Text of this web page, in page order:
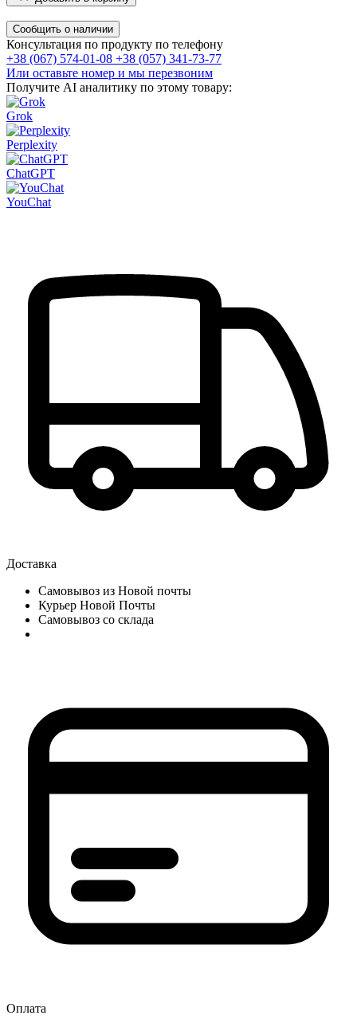
Сообщить о наличии
Консультация по продукту по телефону
+38 (067) 574-01-08 +38 (057) 341-73-77
Или оставьте номер и мы перезвоним
Получите AI аналитику по этому товару:
Grok
Perplexity
ChatGPT
YouChat
Доставка
Самовывоз из Новой почты
Курьер Новой Почты
Самовывоз со склада
Оплата